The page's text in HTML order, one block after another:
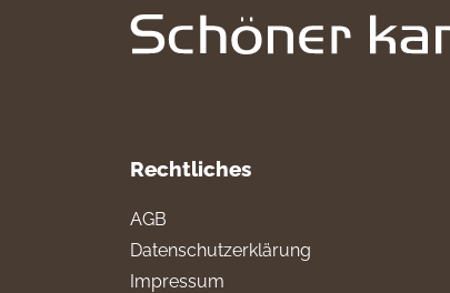
Rechtliches
AGB
Datenschutzerklärung
Impressum